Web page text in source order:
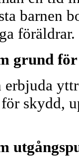
barnen
föräldrar.
grund
erbjuda
skydd,